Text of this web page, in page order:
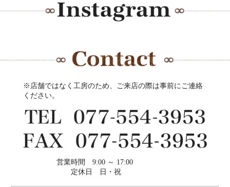
※店舗ではなく工房のため、ご来店の際は事前にご連絡
ください。
営業時間
9:00 ～ 17:00
定休日
日・祝